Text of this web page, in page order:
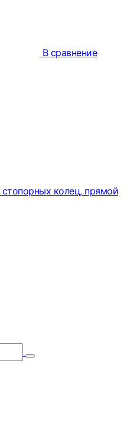
В сравнение
колец, прямой